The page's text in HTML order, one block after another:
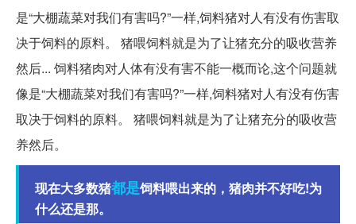
是“大棚蔬菜对我们有害吗?”一样,饲料猪对人有没有伤害取
决于饲料的原料。 猪喂饲料就是为了让猪充分的吸收营养
然后... 饲料猪肉对人体有没有害不能一概而论,这个问题就
像是“大棚蔬菜对我们有害吗?”一样,饲料猪对人有没有伤害
取决于饲料的原料。 猪喂饲料就是为了让猪充分的吸收营
养然后。
现在大多数猪都是饲料喂出来的，猪肉并不好吃!为
什么还是那。